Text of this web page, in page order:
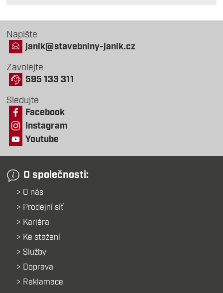
Napište
janik@stavebniny-janik.cz
Zavolejte
595 133 311
Sledujte
Facebook
Instagram
Youtube
O společnosti:
O nás
Prodejní síť
Kariéra
Ke stažení
Služby
Doprava
Reklamace